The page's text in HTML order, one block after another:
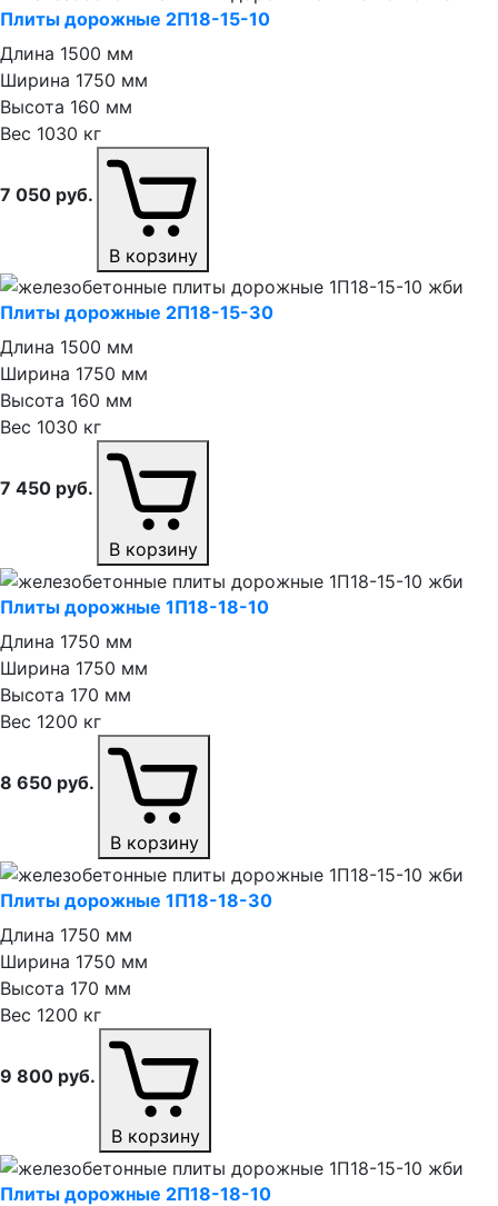
Плиты дорожные 2П18⁠-⁠15⁠-⁠10
Длина 1500 мм
Ширина 1750 мм
Высота 160 мм
Вес 1030 кг
7 050 руб.
В корзину
Плиты дорожные 2П18⁠-⁠15⁠-⁠30
Длина 1500 мм
Ширина 1750 мм
Высота 160 мм
Вес 1030 кг
7 450 руб.
В корзину
Плиты дорожные 1П18⁠-⁠18⁠-⁠10
Длина 1750 мм
Ширина 1750 мм
Высота 170 мм
Вес 1200 кг
8 650 руб.
В корзину
Плиты дорожные 1П18⁠-⁠18⁠-⁠30
Длина 1750 мм
Ширина 1750 мм
Высота 170 мм
Вес 1200 кг
9 800 руб.
В корзину
Плиты дорожные 2П18⁠-⁠18⁠-⁠10